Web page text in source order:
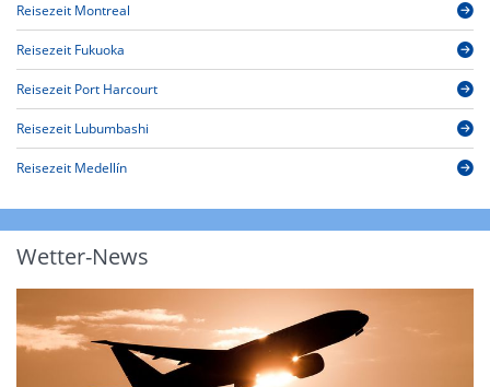
Reisezeit Montreal
Reisezeit Fukuoka
Reisezeit Port Harcourt
Reisezeit Lubumbashi
Reisezeit Medellín
Wetter-News